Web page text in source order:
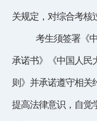
关规定，对综合考核
考生须签署《
承诺书》《中国人民
则》并承诺遵守相关
提高法律意识，自觉